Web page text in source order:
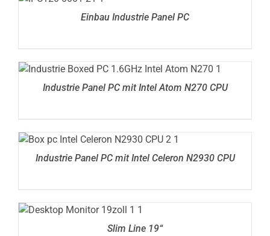
Einbau Industrie Panel PC
DETAILS
Industrie Panel PC mit Intel Atom N270 CPU
DETAILS
Industrie Panel PC mit Intel Celeron N2930 CPU
DETAILS
Slim Line 19“